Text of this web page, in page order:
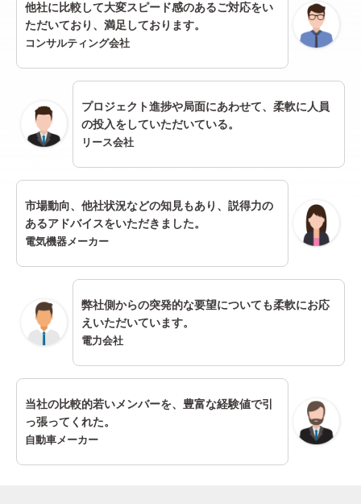
他社に比較して大変スピード感のあるご対応をい
ただいており、満足しております。
コンサルティング会社
プロジェクト進捗や局面にあわせて、柔軟に人員
の投入をしていただいている。
リース会社
市場動向、他社状況などの知見もあり、説得力の
あるアドバイスをいただきました。
電気機器メーカー
弊社側からの突発的な要望についても柔軟にお応
えいただいています。
電力会社
当社の比較的若いメンバーを、豊富な経験値で引
っ張ってくれた。
自動車メーカー